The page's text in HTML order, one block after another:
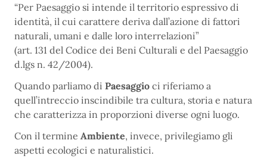
“Per Paesaggio si intende il territorio espressivo di
identità, il cui carattere deriva dall’azione di fattori
naturali, umani e dalle loro interrelazioni”
(art. 131 del Codice dei Beni Culturali e del Paesaggio
d.lgs n. 42/2004).
Quando parliamo di Paesaggio ci riferiamo a
quell’intreccio inscindibile tra cultura, storia e natura
che caratterizza in proporzioni diverse ogni luogo.
Con il termine Ambiente, invece, privilegiamo gli
aspetti ecologici e naturalistici.